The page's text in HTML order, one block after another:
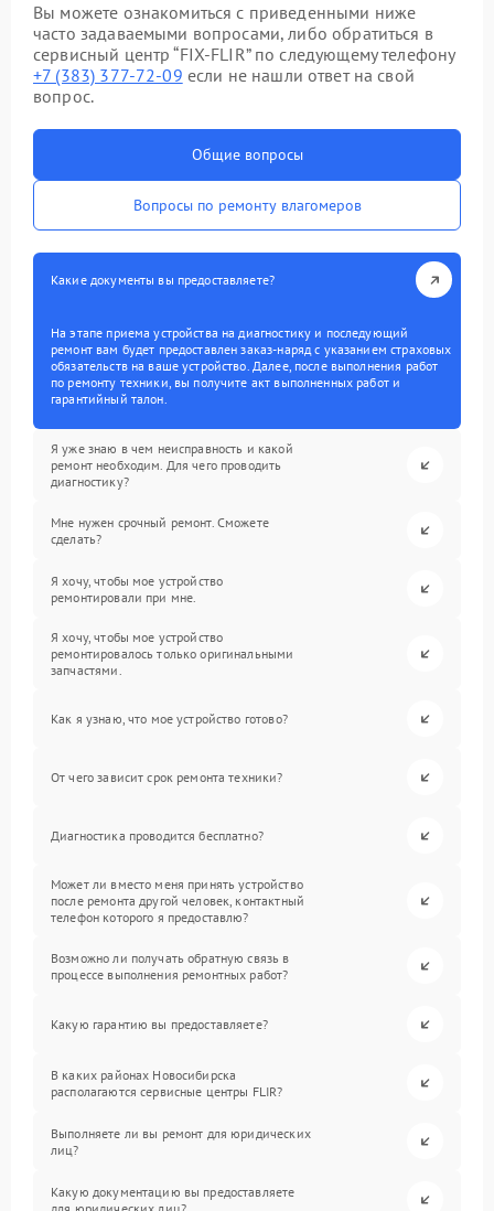
Вы можете ознакомиться с приведенными ниже
часто задаваемыми вопросами, либо обратиться в
сервисный центр “FIX-FLIR” по следующему телефону
+7 (383) 377-72-09 если не нашли ответ на свой
вопрос.
Общие вопросы
Вопросы по ремонту влагомеров
Какие документы вы предоставляете?
На этапе приема устройства на диагностику и последующий
ремонт вам будет предоставлен заказ-наряд с указанием страховых
обязательств на ваше устройство. Далее, после выполнения работ
по ремонту техники, вы получите акт выполненных работ и
гарантийный талон.
Я уже знаю в чем неисправность и какой
ремонт необходим. Для чего проводить
диагностику?
Мне нужен срочный ремонт. Сможете
сделать?
Я хочу, чтобы мое устройство
ремонтировали при мне.
Я хочу, чтобы мое устройство
ремонтировалось только оригинальными
запчастями.
Как я узнаю, что мое устройство готово?
От чего зависит срок ремонта техники?
Диагностика проводится бесплатно?
Может ли вместо меня принять устройство
после ремонта другой человек, контактный
телефон которого я предоставлю?
Возможно ли получать обратную связь в
процессе выполнения ремонтных работ?
Какую гарантию вы предоставляете?
В каких районах Новосибирска
располагаются сервисные центры FLIR?
Выполняете ли вы ремонт для юридических
лиц?
Какую документацию вы предоставляете
для юридических лиц?